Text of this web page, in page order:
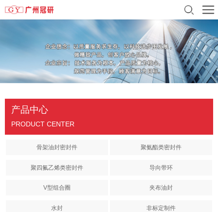
产品中心
PRODUCT CENTER
骨架油封密封件 聚氨酯类密封件
聚四氟乙烯类密封件 导向带环
V型组合圈 夹布油封
水封 非标定制件